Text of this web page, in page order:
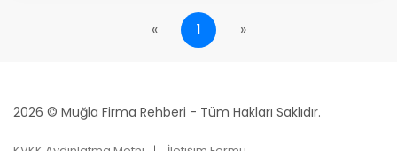
« 1 »
2026 © Muğla Firma Rehberi - Tüm Hakları Saklıdır.